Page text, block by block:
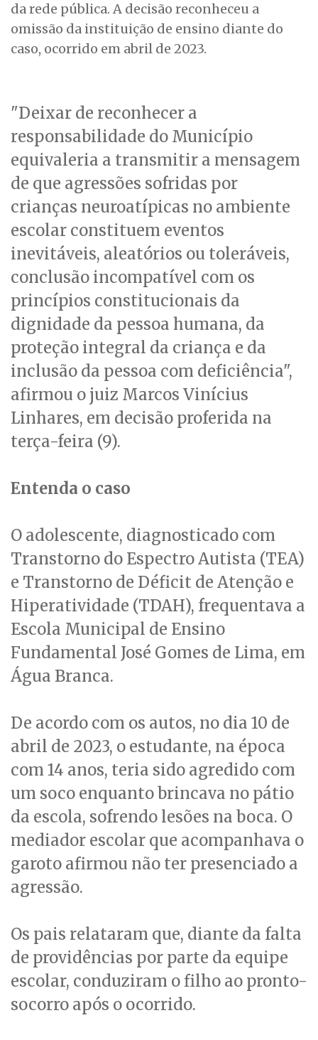
da rede pública. A decisão reconheceu a
omissão da instituição de ensino diante do
caso, ocorrido em abril de 2023.
"Deixar de reconhecer a
responsabilidade do Município
equivaleria a transmitir a mensagem
de que agressões sofridas por
crianças neuroatípicas no ambiente
escolar constituem eventos
inevitáveis, aleatórios ou toleráveis,
conclusão incompatível com os
princípios constitucionais da
dignidade da pessoa humana, da
proteção integral da criança e da
inclusão da pessoa com deficiência",
afirmou o juiz Marcos Vinícius
Linhares, em decisão proferida na
terça-feira (9).
Entenda o caso
O adolescente, diagnosticado com
Transtorno do Espectro Autista (TEA)
e Transtorno de Déficit de Atenção e
Hiperatividade (TDAH), frequentava a
Escola Municipal de Ensino
Fundamental José Gomes de Lima, em
Água Branca.
De acordo com os autos, no dia 10 de
abril de 2023, o estudante, na época
com 14 anos, teria sido agredido com
um soco enquanto brincava no pátio
da escola, sofrendo lesões na boca. O
mediador escolar que acompanhava o
garoto afirmou não ter presenciado a
agressão.
Os pais relataram que, diante da falta
de providências por parte da equipe
escolar, conduziram o filho ao pronto-
socorro após o ocorrido.